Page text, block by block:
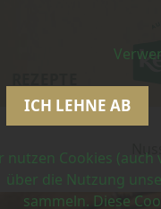
ICH LEHNE AB
nutzen Cookies
über die Nutzung
sammeln. Diese